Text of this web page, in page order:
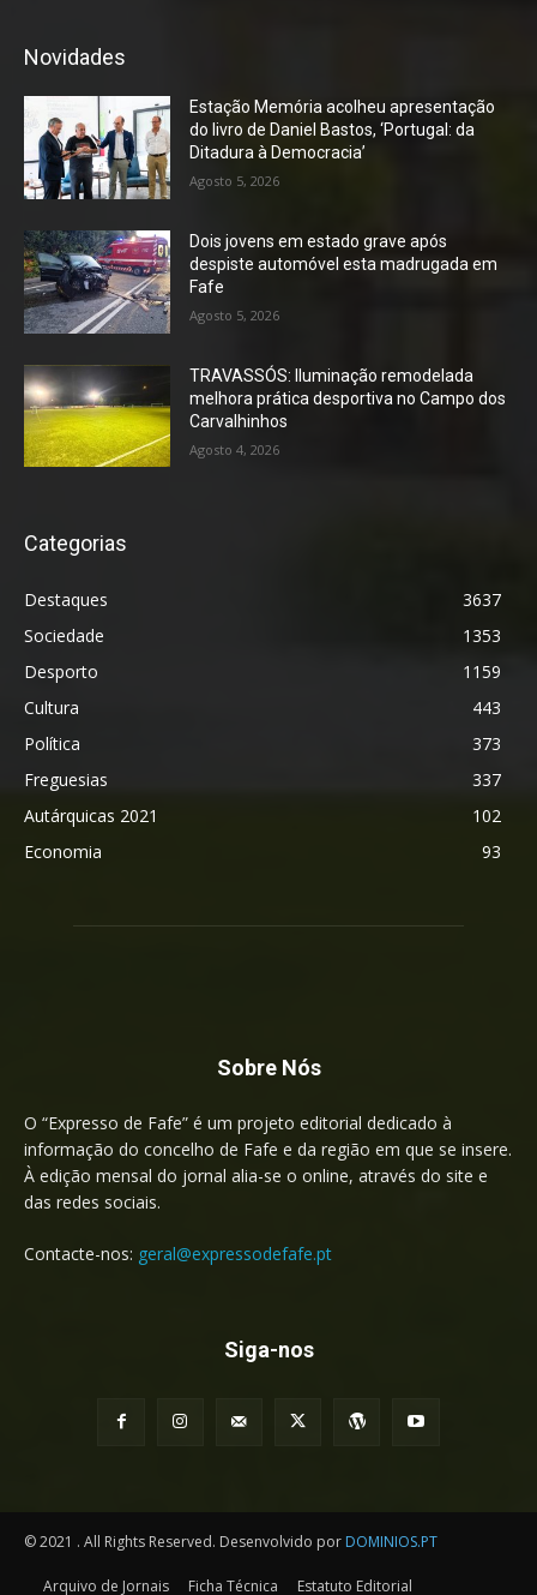
Novidades
Estação Memória acolheu apresentação
do livro de Daniel Bastos, ‘Portugal: da
Ditadura à Democracia’
Agosto 5, 2026
Dois jovens em estado grave após
despiste automóvel esta madrugada em
Fafe
Agosto 5, 2026
TRAVASSÓS: Iluminação remodelada
melhora prática desportiva no Campo dos
Carvalhinhos
Agosto 4, 2026
Categorias
Destaques
3637
Sociedade
1353
Desporto
1159
Cultura
443
Política
373
Freguesias
337
Autárquicas 2021
102
Economia
93
Sobre Nós
O “Expresso de Fafe” é um projeto editorial dedicado à
informação do concelho de Fafe e da região em que se insere.
À edição mensal do jornal alia-se o online, através do site e
das redes sociais.
Contacte-nos: geral@expressodefafe.pt
Siga-nos
© 2021 . All Rights Reserved. Desenvolvido por DOMINIOS.PT
Arquivo de Jornais Ficha Técnica Estatuto Editorial